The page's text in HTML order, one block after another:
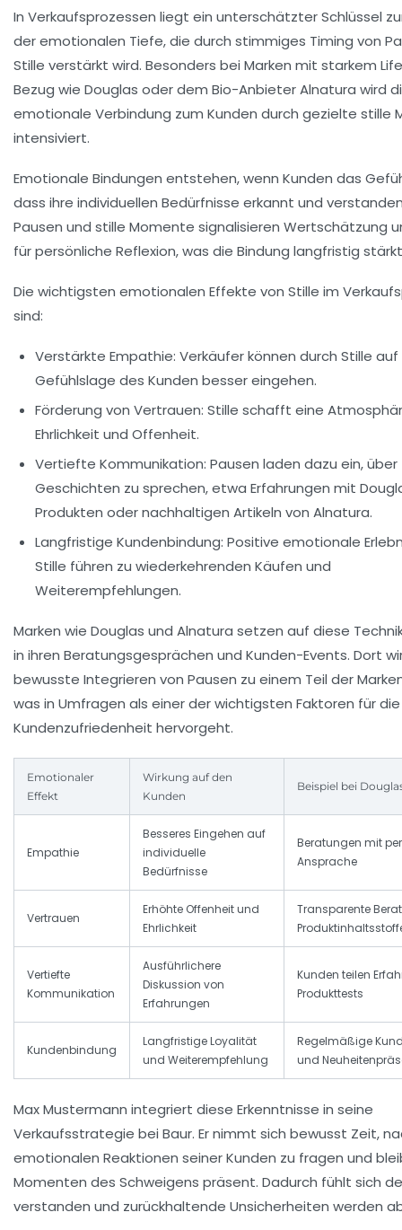
In Verkaufsprozessen liegt ein unterschätzter Schlüssel
der emotionalen Tiefe, die durch stimmiges Timing von
Stille verstärkt wird. Besonders bei Marken mit starkem
Bezug wie Douglas oder dem Bio-Anbieter Alnatura wird
emotionale Verbindung zum Kunden durch gezielte stille
intensiviert.
Emotionale Bindungen entstehen, wenn Kunden das
dass ihre individuellen Bedürfnisse erkannt und
Pausen und stille Momente signalisieren Wertschätzung
für persönliche Reflexion, was die Bindung langfristig
Die wichtigsten emotionalen Effekte von Stille im
sind:
Verstärkte Empathie: Verkäufer können durch Stille
Gefühlslage des Kunden besser eingehen.
Förderung von Vertrauen: Stille schafft eine
Ehrlichkeit und Offenheit.
Vertiefte Kommunikation: Pausen laden dazu ein, über
Geschichten zu sprechen, etwa Erfahrungen mit
Produkten oder nachhaltigen Artikeln von Alnatura.
Langfristige Kundenbindung: Positive emotionale
Stille führen zu wiederkehrenden Käufen und
Weiterempfehlungen.
Marken wie Douglas und Alnatura setzen auf diese
in ihren Beratungsgesprächen und Kunden-Events. Dort
bewusste Integrieren von Pausen zu einem Teil der
was in Umfragen als einer der wichtigsten Faktoren für die
Kundenzufriedenheit hervorgeht.
Emotionaler
Effekt
Wirkung auf den
Kunden
Beispiel bei
Empathie
Besseres Eingehen auf
individuelle
Bedürfnisse
Beratungen mit
Ansprache
Vertrauen
Erhöhte Offenheit und
Ehrlichkeit
Transparente
Vertiefte
Kommunikation
Ausführlichere
Diskussion von
Erfahrungen
Kunden teilen
Produkttests
Kundenbindung
Langfristige Loyalität
und Weiterempfehlung
Regelmäßige
und
Max Mustermann integriert diese Erkenntnisse in seine
Verkaufsstrategie bei Baur. Er nimmt sich bewusst Zeit,
emotionalen Reaktionen seiner Kunden zu fragen und
Momenten des Schweigens präsent. Dadurch fühlt sich
verstanden und zurückhaltende Unsicherheiten werden